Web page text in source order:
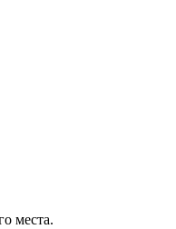
места.